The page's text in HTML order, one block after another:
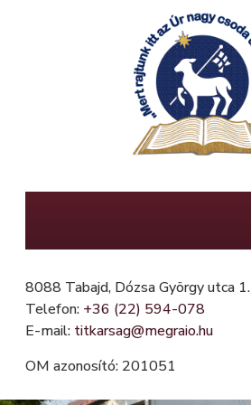
8088 Tabajd, Dózsa György utca 1.
Telefon: +36 (22) 594-078
E-mail: titkarsag@megraio.hu
OM azonosító: 201051